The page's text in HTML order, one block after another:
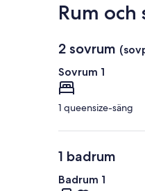
Rum och
2 sovrum
Sovrum 1
1 queensize-säng
1 badrum
Badrum 1